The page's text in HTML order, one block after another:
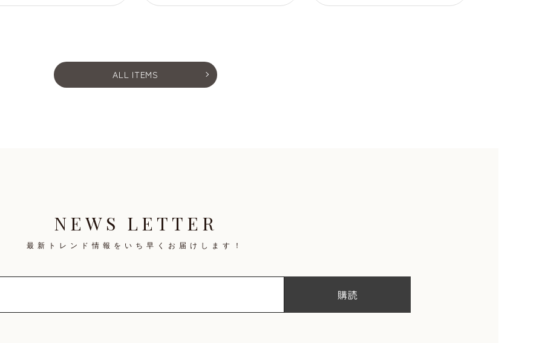
ALL ITEMS
NEWS LETTER
最新トレンド情報を いち早くお届けします！